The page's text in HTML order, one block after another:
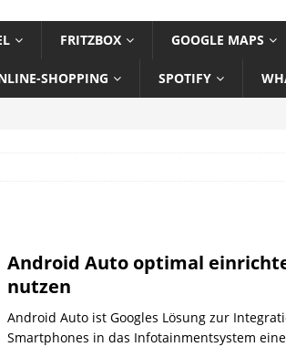
FRITZBOX GOOGLE MAPS
SHOPPING SPOTIFY
Android Auto optimal
nutzen
Android Auto ist Googles Lösung zur
Smartphones in das Infotainmentsystem